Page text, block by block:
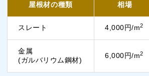
屋根材の種類 相場
スレート 4,000円/m2
金属
(ガルバリウム鋼材)
6,000円/m2